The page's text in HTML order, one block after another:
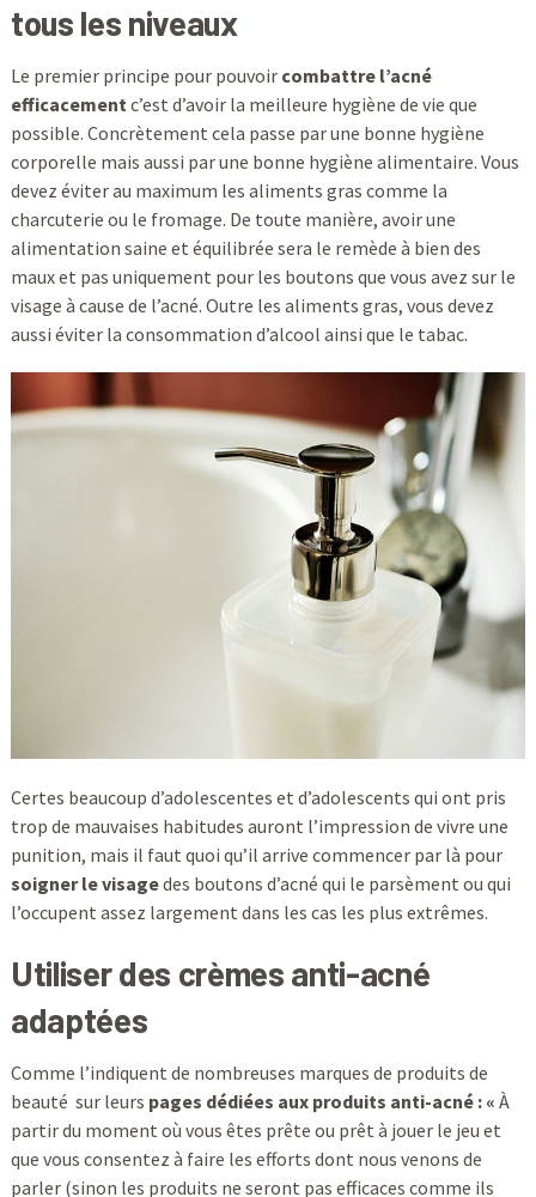
tous les niveaux
Le premier principe pour pouvoir combattre l’acné
efficacementc’est d’avoir la meilleure hygiène de vie que
possible. Concrètement cela passe par une bonne hygiène
corporelle mais aussi par une bonne hygiène alimentaire. Vous
devez éviter au maximum les aliments gras comme la
charcuterie ou le fromage. De toute manière, avoir une
alimentation saine et équilibrée sera le remède à bien des
maux et pas uniquement pour les boutons que vous avez sur le
visage à cause de l’acné. Outre les aliments gras, vous devez
aussi éviter la consommation d’alcool ainsi que le tabac.
Certes beaucoup d’adolescentes et d’adolescents qui ont pris
trop de mauvaises habitudes auront l’impression de vivre une
punition, mais il faut quoi qu’il arrive commencer par là pour
soigner le visagedes boutons d’acné qui le parsèment ou qui
l’occupent assez largement dans les cas les plus extrêmes.
Utiliser des crèmes anti-acné
adaptées
Comme l’indiquent de nombreuses marques de produits de
beauté sur leurs pages dédiées aux produits anti-acné : « À
partir du moment où vous êtes prête ou prêt à jouer le jeu et
que vous consentez à faire les efforts dont nous venons de
parler (sinon les produits ne seront pas efficaces comme ils